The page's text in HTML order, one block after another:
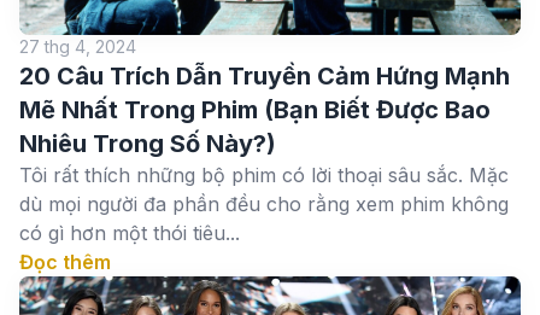
27 thg 4, 2024
20 Câu Trích Dẫn Truyền Cảm Hứng Mạnh
Mẽ Nhất Trong Phim (Bạn Biết Được Bao
Nhiêu Trong Số Này?)
Tôi rất thích những bộ phim có lời thoại sâu sắc. Mặc
dù mọi người đa phần đều cho rằng xem phim không
có gì hơn một thói tiêu...
Đọc thêm